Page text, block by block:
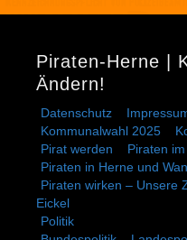
Piraten-Herne |
Ändern!
Datenschutz
Kommunalwahl 2025
Pirat werden
Piraten
Piraten in Herne und
Piraten wirken – Unsere
Eickel
Politik